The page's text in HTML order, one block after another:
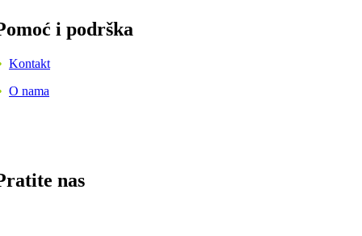
i podrška
Kontakt
O nama
nas